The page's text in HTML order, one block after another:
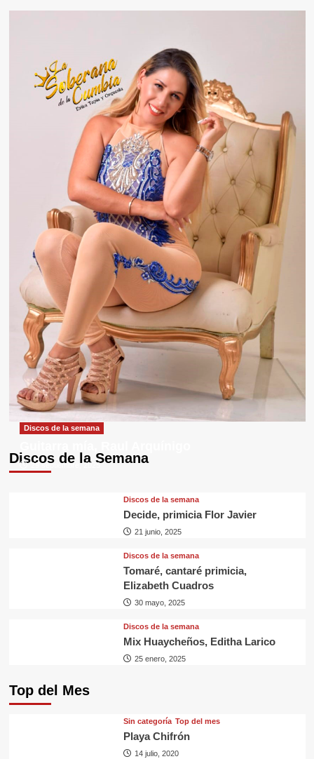
Discos de la Semana
Discos de la semana
29 septiembre, 2025
Discos de la semana
Decide, primicia Flor Javier
21 junio, 2025
Discos de la semana
Tomaré, cantaré primicia,
Elizabeth Cuadros
30 mayo, 2025
Discos de la semana
Mix Huaycheños, Editha Larico
25 enero, 2025
Top del Mes
Sin categorí­a Top del mes
Playa Chifrón
14 julio, 2020